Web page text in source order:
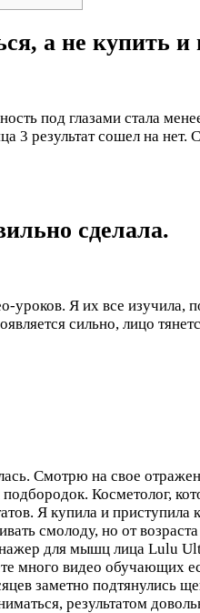
а не купить
под глазами стала
3 результат сошел на
сделала.
Я их все изучила,
сильно, лицо
Смотрю на свое
Косметолог,
Я купила и приступила
смолоду, но от
для мышц лица Lulu
много видео
заметно
результатом